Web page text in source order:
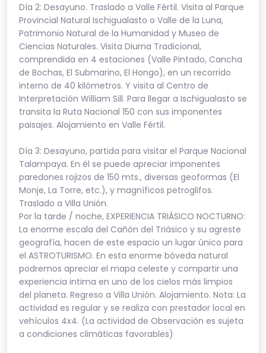
Día 2: Desayuno. Traslado a Valle Fértil. Visita al Parque
Provincial Natural Ischigualasto o Valle de la Luna,
Patrimonio Natural de la Humanidad y Museo de
Ciencias Naturales. Visita Diurna Tradicional,
comprendida en 4 estaciones (Valle Pintado, Cancha
de Bochas, El Submarino, El Hongo), en un recorrido
interno de 40 kilómetros. Y visita al Centro de
Interpretación William Sill. Para llegar a Ischigualasto se
transita la Ruta Nacional 150 con sus imponentes
paisajes. Alojamiento en Valle Fértil.
Día 3: Desayuno, partida para visitar el Parque Nacional
Talampaya. En él se puede apreciar imponentes
paredones rojizos de 150 mts., diversas geoformas (El
Monje, La Torre, etc.), y magníficos petroglifos.
Traslado a Villa Unión.
Por la tarde / noche, EXPERIENCIA TRIÁSICO NOCTURNO:
La enorme escala del Cañón del Triásico y su agreste
geografía, hacen de este espacio un lugar único para
el ASTROTURISMO. En esta enorme bóveda natural
podremos apreciar el mapa celeste y compartir una
experiencia intima en uno de los cielos más limpios
del planeta. Regreso a Villa Unión. Alojamiento. Nota: La
actividad es regular y se realiza con prestador local en
vehículos 4x4. (La actividad de Observación es sujeta
a condiciones climáticas favorables)